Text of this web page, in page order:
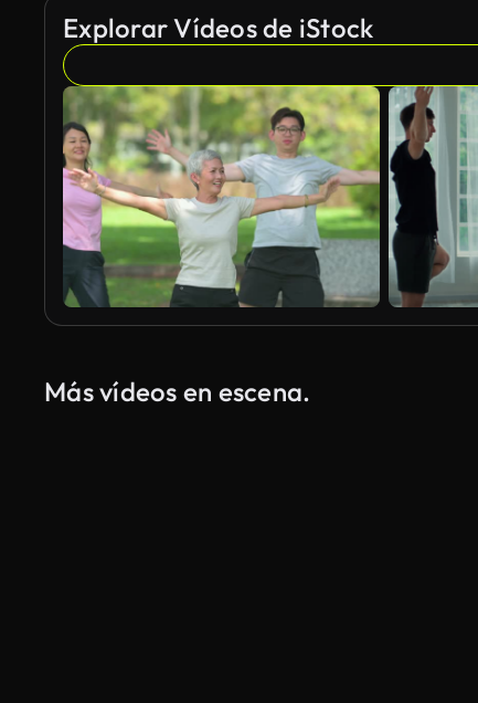
Explorar Vídeos de iStock
Más vídeos en escena.